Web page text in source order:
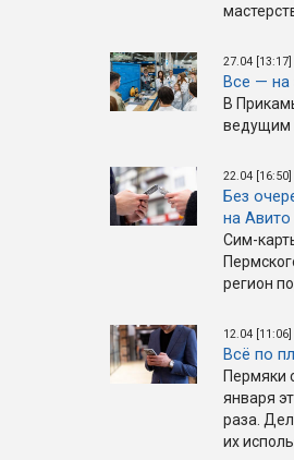
27.04 [13:17]
Все — на
В
ведущим
22.04 [16:50]
Без
на Авито
Сим-
регион
12.04 [11:06]
Всё по
Пермяки
января
раза.
их